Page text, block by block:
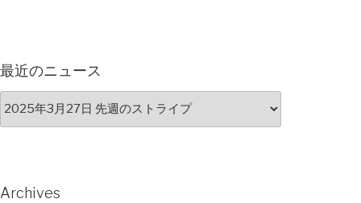
最近のニュース
Archives